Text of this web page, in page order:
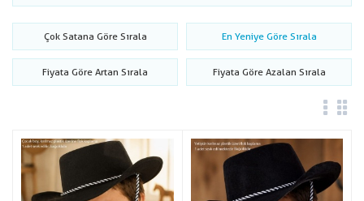
Çok Satana Göre Sırala En Yeniye Göre Sırala
Fiyata Göre Artan Sırala Fiyata Göre Azalan Sırala